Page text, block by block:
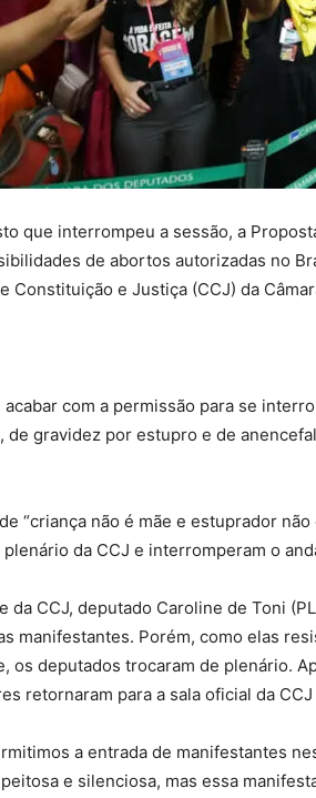
que interrompeu a sessão, a
de abortos autorizadas no
Constituição e Justiça (CCJ) da
acabar com a permissão para se
de gravidez por estupro e de
“criança não é mãe e estuprador não
da CCJ e interromperam o
da CCJ, deputado Caroline de Toni
manifestantes. Porém, como elas
os deputados trocaram de plenário.
retornaram para a sala oficial da
a entrada de manifestantes
e silenciosa, mas essa